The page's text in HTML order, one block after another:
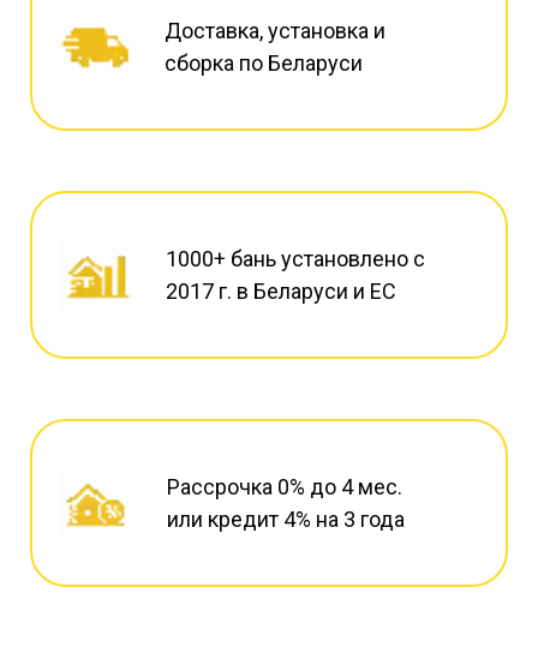
Доставка, установка и
сборка по Беларуси
1000+ бань установлено с
2017 г. в Беларуси и ЕС
Рассрочка 0% до 4 мес.
или кредит 4% на 3 года